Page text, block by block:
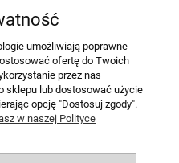
DOSTAWA
umożliwiają poprawne
ofertę do Twoich
przez nas
sklepu lub dostosować użycie
opcję "Dostosuj zgody".
w naszej Polityce